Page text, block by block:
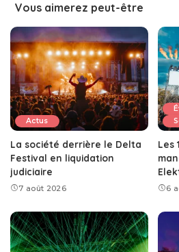
Vous aimerez peut-être
Actus
La société derrière le Delta
Festival en liquidation
judiciaire
7 août 2026
Les
6